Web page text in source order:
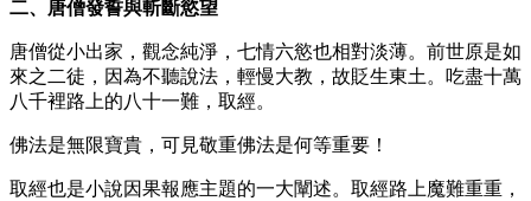
二、唐僧發誓與斬斷慾望
唐僧從小出家，觀念純淨，七情六慾也相對淡薄。前世原是如
來之二徒，因為不聽說法，輕慢大教，故貶生東土。吃盡十萬
八千裡路上的八十一難，取經。
佛法是無限寶貴，可見敬重佛法是何等重要！
取經也是小說因果報應主題的一大闡述。取經路上魔難重重，